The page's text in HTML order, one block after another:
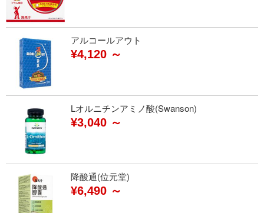
アルコールアウト
¥4,120 ～
Lオルニチンアミノ酸(Swanson)
¥3,040 ～
降酸通(位元堂)
¥6,490 ～